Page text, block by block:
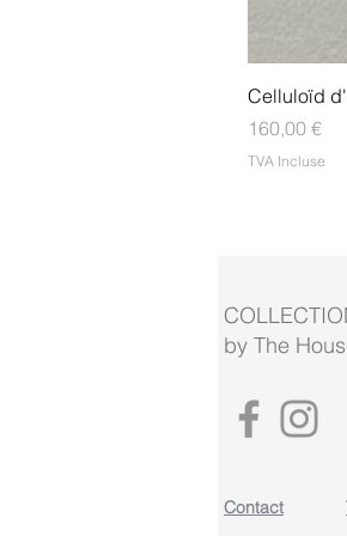
Celluloïd
Prix
160,00 €
TVA Incluse
by The
Contact